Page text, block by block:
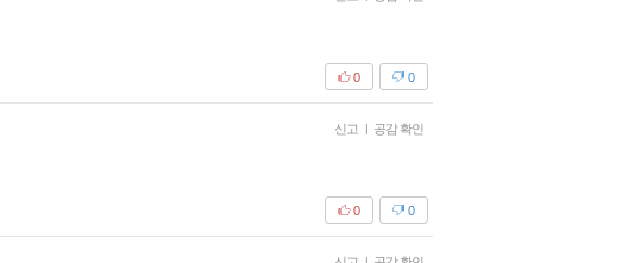
0
0
신고 | 공감 확인
0
0